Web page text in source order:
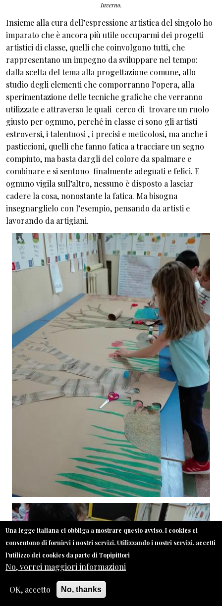
Inverno.
Insieme alla cura dell’espressione artistica del singolo ho
imparato che è ancora più utile occuparmi dei progetti
artistici di classe, quelli che coinvolgono tutti, che
rappresentano un impegno da sviluppare nel tempo:
dalla scelta del tema alla progettazione comune, allo
studio degli elementi che comporranno l’opera, alla
sperimentazione delle tecniche grafiche che verranno
utilizzate e attraverso le quali cerco di trovare un ruolo
giusto per ognuno, perché in classe ci sono gli artisti
estroversi, i talentuosi , i precisi e meticolosi, ma anche i
pasticcioni, quelli che fanno fatica a tracciare un segno
compiuto, ma basta dargli del colore da spalmare e
combinare e si sentono finalmente adeguati e felici. E
ognuno vigila sull’altro, nessuno è disposto a lasciar
cadere la cosa, nonostante la fatica. Ma bisogna
insegnarglielo con l’esempio, pensando da artisti e
lavorando da artigiani.
Una legge italiana ci obbliga a mostrare questo avviso. I cookies ci
consentono di fornirvi i nostri servizi. Utilizzando i nostri servizi, accetti
l'utilizzo dei cookies da parte di Topipittori
No, vorrei maggiori informazioni
OK, accetto No, thanks